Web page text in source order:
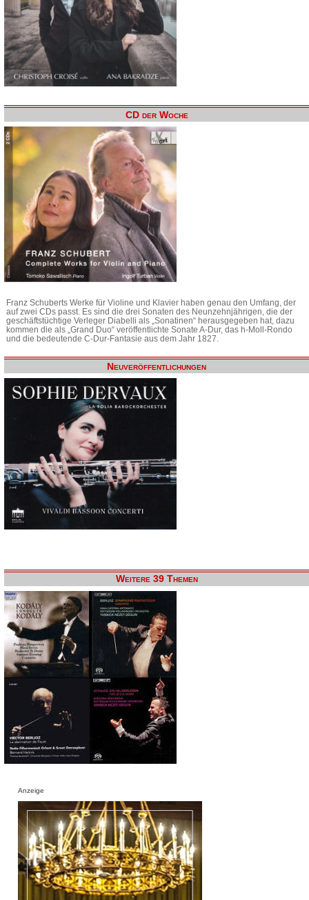
CD der Woche
Franz Schuberts Werke für Violine und Klavier haben genau den Umfang, der
auf zwei CDs passt. Es sind die drei Sonaten des Neunzehnjährigen, die der
geschäftstüchtige Verleger Diabelli als „Sonatinen“ herausgegeben hat, dazu
kommen die als „Grand Duo“ veröffentlichte Sonate A-Dur, das h-Moll-Rondo
und die bedeutende C-Dur-Fantasie aus dem Jahr 1827.
Neuveröffentlichungen
Weitere 39 Themen
Anzeige